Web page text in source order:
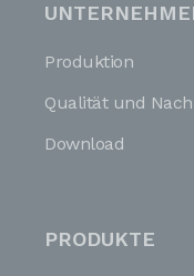
Produktion
Qualität und
Download
PRODUKTE